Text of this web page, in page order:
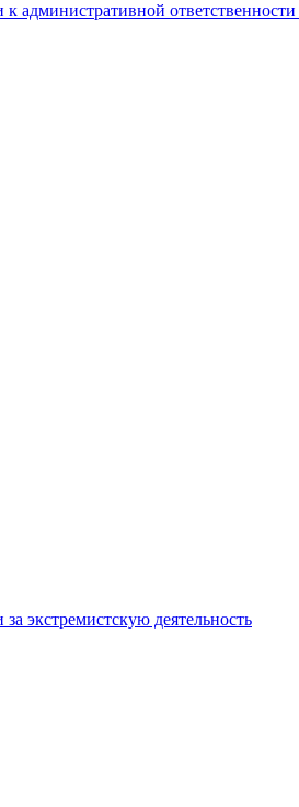
административной
экстремистскую деятельность